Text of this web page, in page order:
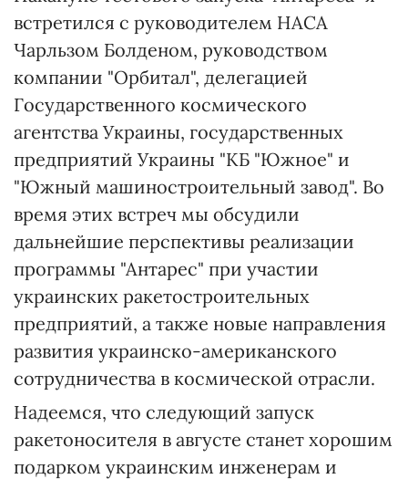
встретился с руководителем НАСА
Чарльзом Болденом, руководством
компании "Орбитал", делегацией
Государственного космического
агентства Украины, государственных
предприятий Украины "КБ "Южное" и
"Южный машиностроительный завод". Во
время этих встреч мы обсудили
дальнейшие перспективы реализации
программы "Антарес" при участии
украинских ракетостроительных
предприятий, а также новые направления
развития украинско-американского
сотрудничества в космической отрасли.
Надеемся, что следующий запуск
ракетоносителя в августе станет хорошим
подарком украинским инженерам и